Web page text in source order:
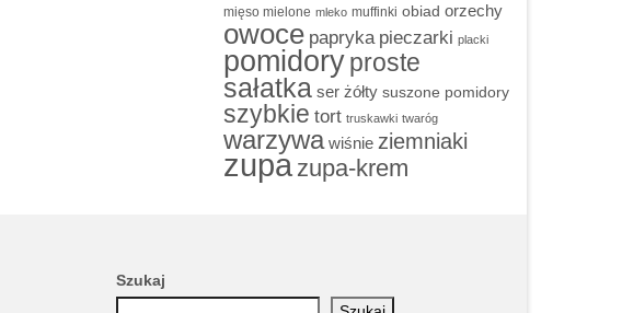
mięso mielone mleko muffinki obiad orzechy
owoce papryka pieczarki placki
pomidory proste
sałatka ser żółty suszone pomidory
szybkie tort truskawki twaróg
warzywa wiśnie ziemniaki
zupa zupa-krem
Szukaj